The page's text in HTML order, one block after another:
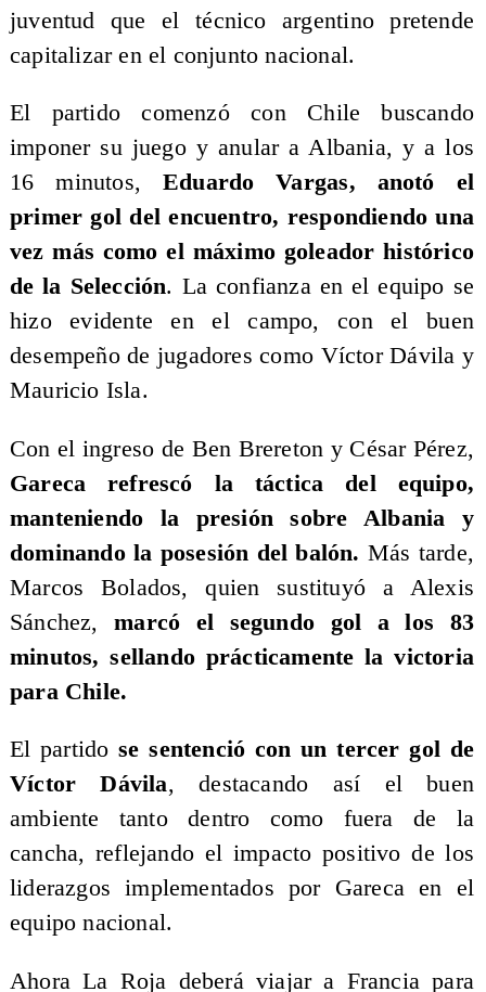
juventud que el técnico argentino pretende
capitalizar en el conjunto nacional.
El partido comenzó con Chile buscando
imponer su juego y anular a Albania, y a los
16 minutos, Eduardo Vargas, anotó el
primer gol del encuentro, respondiendo una
vez más como el máximo goleador histórico
de la Selección. La confianza en el equipo se
hizo evidente en el campo, con el buen
desempeño de jugadores como Víctor Dávila y
Mauricio Isla.
Con el ingreso de Ben Brereton y César Pérez,
Gareca refrescó la táctica del equipo,
manteniendo la presión sobre Albania y
dominando la posesión del balón. Más tarde,
Marcos Bolados, quien sustituyó a Alexis
Sánchez,marcó el segundo gol a los 83
minutos, sellando prácticamente la victoria
para Chile.
El partidose sentenció con un tercer gol de
Víctor Dávila, destacando así el buen
ambiente tanto dentro como fuera de la
cancha, reflejando el impacto positivo de los
liderazgos implementados por Gareca en el
equipo nacional.
Ahora La Roja deberá viajar a Francia para